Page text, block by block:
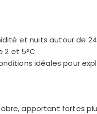
et nuits autour de
2 et 5°C
idéales pour
apportant fortes